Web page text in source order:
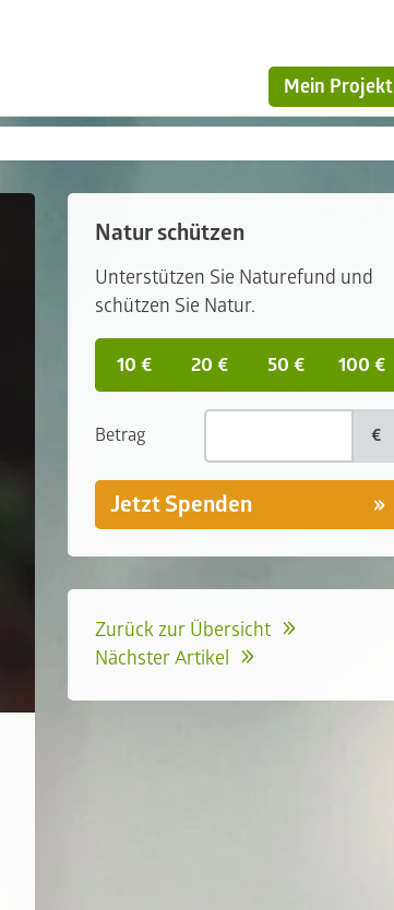
Mein Projekt
Natur schützen
Unterstützen Sie Naturefund und
schützen Sie Natur.
10 € 20 € 50 € 100 €
Betrag €
Jetzt Spenden
Zurück zur Übersicht
Nächster Artikel